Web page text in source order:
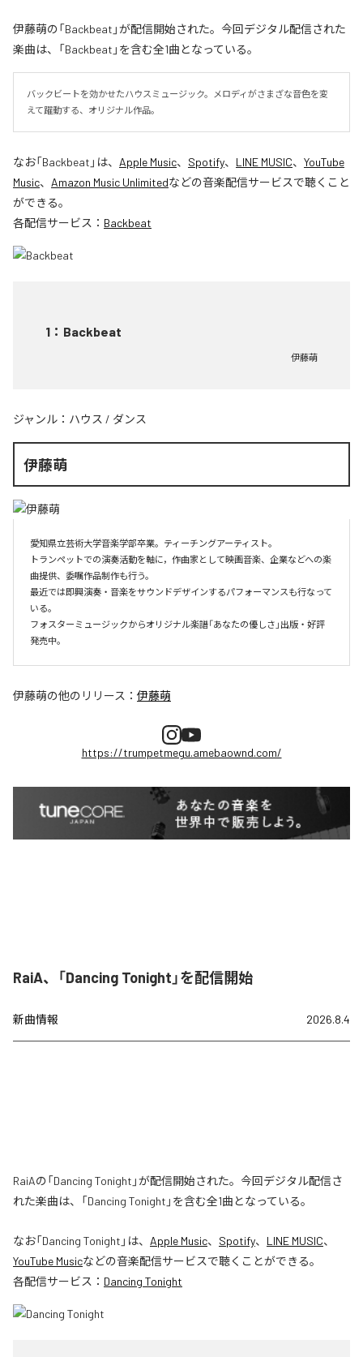
伊藤萌の「Backbeat」が配信開始された。今回デジタル配信された
楽曲は、「Backbeat」を含む全1曲となっている。
バックビートを効かせたハウスミュージック。メロディがさまざな音色を変
えて躍動する、オリジナル作品。
なお「Backbeat 」は、 Apple Music、 Spotify、 LINE MUSIC、 YouTube
Music、 Amazon Music Unlimitedなどの音楽配信サービスで聴くこと
ができる。
各配信サービス： Backbeat
1 ： Backbeat
伊藤萌
ジャンル： ハウス / ダンス
伊藤萌
愛知県立芸術大学音楽学部卒業。ティーチングアーティスト。
トランペットでの演奏活動を軸に，作曲家として映画音楽、企業などへの楽
曲提供、委嘱作品制作も行う。
最近では即興演奏・音楽をサウンドデザインするパフォーマンスも行なって
いる。
フォスターミュージックからオリジナル楽譜「あなたの優しさ」出版・好評
伊藤萌の他のリリース： 伊藤萌
https://trumpetmegu.amebaownd.com/
RaiA、「Dancing Tonight」を配信開始
新曲情報 2026.8.4
RaiAの「Dancing Tonight」が配信開始された。今回デジタル配信さ
れた楽曲は、「Dancing Tonight」を含む全1曲となっている。
なお「Dancing Tonight 」は、 Apple Music、 Spotify、 LINE MUSIC、
YouTube Musicなどの音楽配信サービスで聴くことができる。
各配信サービス： Dancing Tonight